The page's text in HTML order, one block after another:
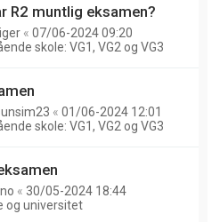
R2 muntlig eksamen?
« 07/06-2024 09:20
skole: VG1, VG2 og VG3
« 01/06-2024 12:01
skole: VG1, VG2 og VG3
« 30/05-2024 18:44
og universitet